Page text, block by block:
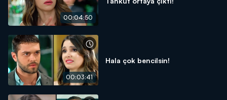
00:04:50
00:03:41
Hala çok bencilsin!